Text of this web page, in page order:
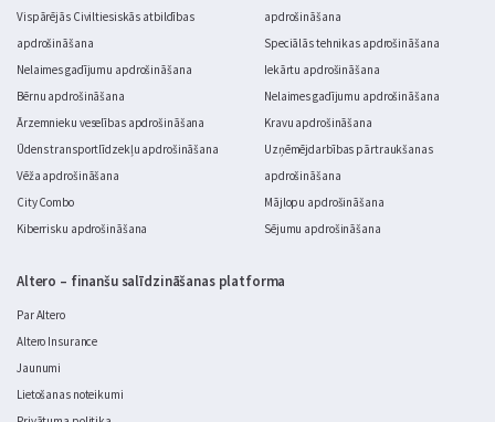
Vispārējās Civiltiesiskās atbildības
apdrošināšana
Nelaimes gadījumu apdrošināšana
Bērnu apdrošināšana
Ārzemnieku veselības apdrošināšana
Ūdens transportlīdzekļu apdrošināšana
Vēža apdrošināšana
City Combo
Kiberrisku apdrošināšana
apdrošināšana
Speciālās tehnikas apdrošināšana
Iekārtu apdrošināšana
Nelaimes gadījumu apdrošināšana
Kravu apdrošināšana
Uzņēmējdarbības pārtraukšanas
apdrošināšana
Mājlopu apdrošināšana
Sējumu apdrošināšana
Altero – finanšu salīdzināšanas platforma
Par Altero
Altero Insurance
Jaunumi
Lietošanas noteikumi